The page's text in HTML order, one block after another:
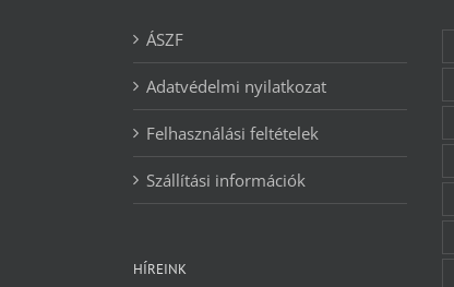
ÁSZF
Adatvédelmi nyilatkozat
Felhasználási feltételek
Szállítási információk
HÍREINK